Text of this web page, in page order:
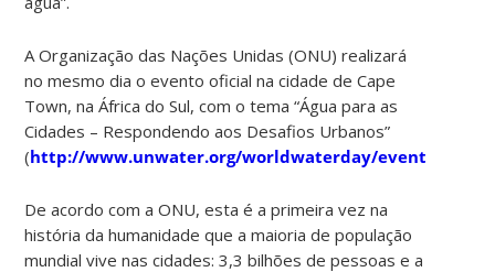
A Organização das Nações Unidas (ONU) realizará
no mesmo dia o evento oficial na cidade de Cape
Town, na África do Sul, com o tema “Água para as
Cidades – Respondendo aos Desafios Urbanos”
(http://www.unwater.org/worldwaterday/events
De acordo com a ONU, esta é a primeira vez na
história da humanidade que a maioria de população
mundial vive nas cidades: 3,3 bilhões de pessoas e a